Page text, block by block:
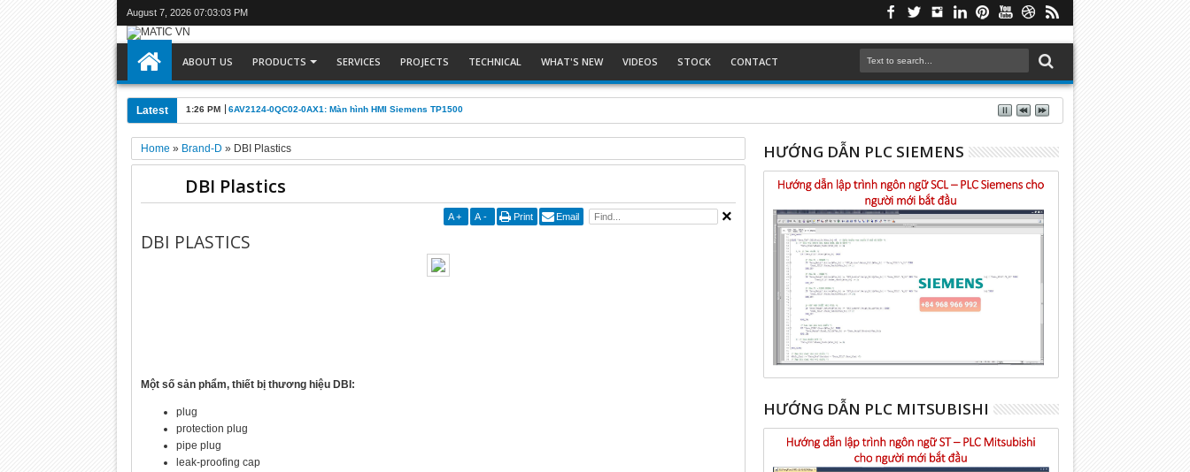
August 7, 2026 07:03:03 PM
ABOUT US PRODUCTS SERVICES PROJECTS TECHNICAL WHAT'S NEW VIDEOS STOCK CONTACT
Latest 1:26 PM 6AV2124-0QC02-0AX1: Màn hình HMI Siemens TP1500
Home » Brand-D » DBI Plastics
DBI Plastics
A + A - Print Email
DBI PLASTICS
Một số sản phẩm, thiết bị thương hiệu DBI:
plug
protection plug
pipe plug
leak-proofing cap
HƯỚNG DẪN PLC SIEMENS
HƯỚNG DẪN PLC MITSUBISHI